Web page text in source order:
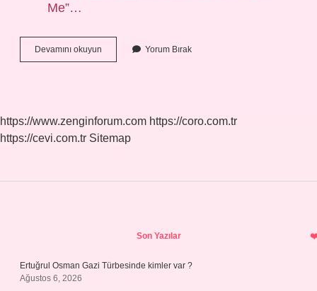
Me”…
Devamını okuyun
Ateşe
Söyledi
Yorum Bırak
https://www.zenginforum.com https://coro.com.tr
https://cevi.com.tr Sitemap
Son Yazılar
Ertuğrul Osman Gazi Türbesinde kimler var ?
Ağustos 6, 2026